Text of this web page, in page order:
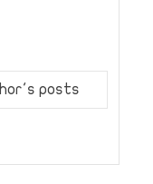
posts